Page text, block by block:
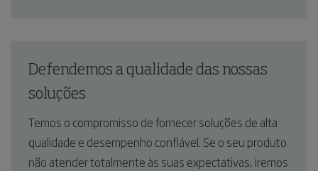
Defendemos a qualidade das nossas
soluções
Temos o compromisso de fornecer soluções de alta
qualidade e desempenho confiável. Se o seu produto
não atender totalmente às suas expectativas, iremos